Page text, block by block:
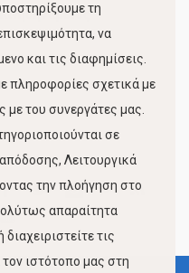
Κίνηση Λιμένοςτη
να
και τις διαφημίσεις.
πληροφορίες σχετικά με
του συνεργάτες μας.
σε
Λειτουργικά
την πλοήγηση στο
απαραίτητα
τις
ιστότοπο μας στη